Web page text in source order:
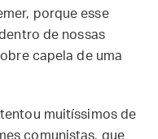
porque esse
de nossas
capela de uma
muitíssimos de
comunistas, que